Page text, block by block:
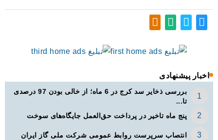
اخبار پیشنهادی
بررسی ذخایر سد کرج در 6 ماه؛ از خالی بودن 97 درصدی
تا...
پنج ماه تاخیر در پرداخت حق‌العمل جایگاه‌های سوخت
انتصاب سرپرست روابط عمومی شرکت ملی گاز ایران